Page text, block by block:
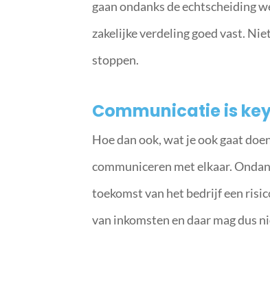
gaan ondanks de echtscheiding
zakelijke verdeling goed vast.
stoppen.
Communicatie is
Hoe dan ook, wat je ook gaat
communiceren met elkaar.
toekomst van het bedrijf een
van inkomsten en daar mag dus